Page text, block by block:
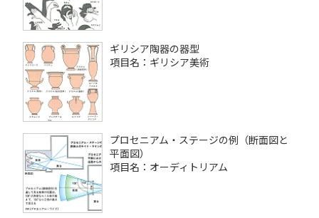
ギリシア陶器の器型
項目名：ギリシア美術
プロセニアム・ステージの例（断面図と
平面図）
項目名：オーディトリアム